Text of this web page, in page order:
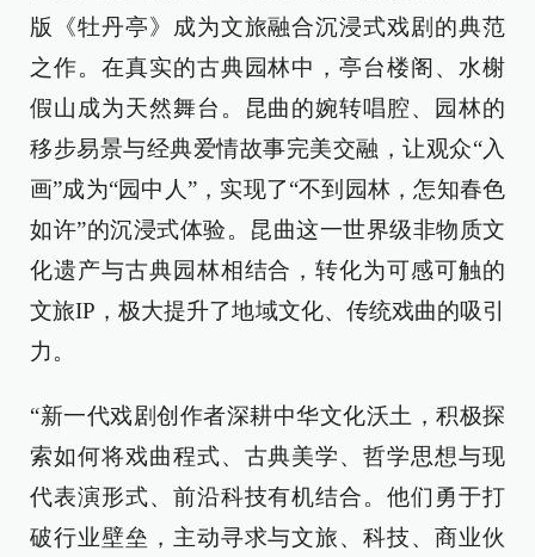
版《牡丹亭》成为文旅融合沉浸式戏剧的典范
之作。在真实的古典园林中，亭台楼阁、水榭
假山成为天然舞台。昆曲的婉转唱腔、园林的
移步易景与经典爱情故事完美交融，让观众“入
画”成为“园中人”，实现了“不到园林，怎知春色
如许”的沉浸式体验。昆曲这一世界级非物质文
化遗产与古典园林相结合，转化为可感可触的
文旅IP，极大提升了地域文化、传统戏曲的吸引
力。
“新一代戏剧创作者深耕中华文化沃土，积极探
索如何将戏曲程式、古典美学、哲学思想与现
代表演形式、前沿科技有机结合。他们勇于打
破行业壁垒，主动寻求与文旅、科技、商业伙